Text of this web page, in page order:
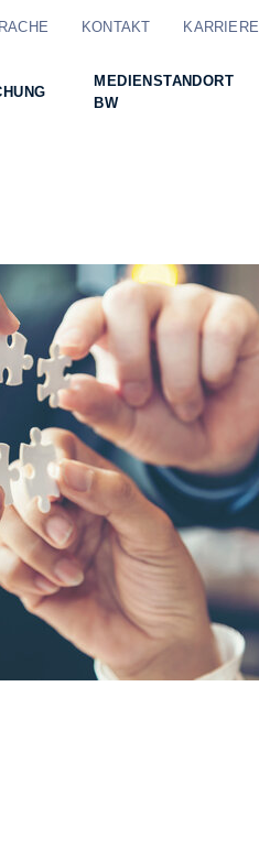
MEDIENSTANDORT
BW
KONTAKT KARRIERE